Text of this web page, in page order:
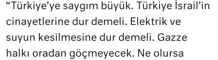
“Türkiye’ye saygım büyük. Türkiye İsrail’in
cinayetlerine dur demeli. Elektrik ve
suyun kesilmesine dur demeli. Gazze
halkı oradan göçmeyecek. Ne olursa